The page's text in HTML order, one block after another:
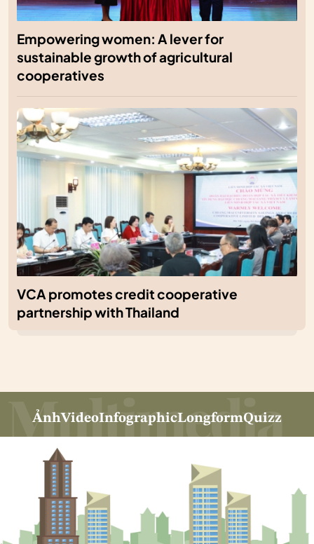
Empowering women: A lever for
sustainable growth of agricultural
cooperatives
VCA promotes credit cooperative
partnership with Thailand
ẢnhVideoInfographicLongformQuizz